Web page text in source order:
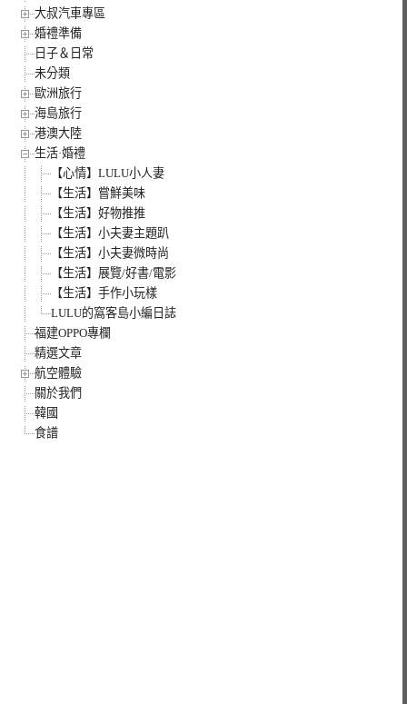
大叔汽車專區
婚禮準備
日子＆日常
未分類
歐洲旅行
海島旅行
港澳大陸
生活·婚禮
【心情】LULU小人妻
【生活】嘗鮮美味
【生活】好物推推
【生活】小夫妻主題趴
【生活】小夫妻微時尚
【生活】展覽/好書/電影
【生活】手作小玩樣
LULU的窩客島小編日誌
福建OPPO專欄
精選文章
航空體驗
關於我們
韓國
食譜